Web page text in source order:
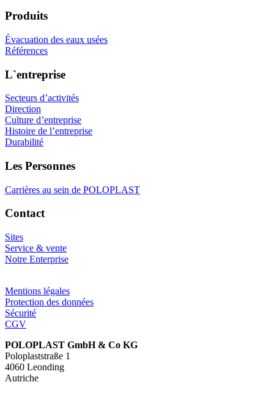
Produits
Évacuation des eaux usées
Références
L`entreprise
Secteurs d’activités
Direction
Culture d’entreprise
Histoire de l’entreprise
Durabilité
Les Personnes
Carrières au sein de POLOPLAST
Contact
Sites
Service & vente
Notre Enterprise
Mentions légales
Protection des données
Sécurité
CGV
POLOPLAST GmbH & Co KG
Poloplaststraße 1
4060 Leonding
Autriche